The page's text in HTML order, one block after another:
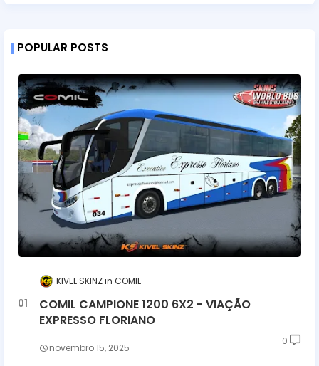
POPULAR POSTS
KIVEL SKINZ COMIL
COMIL CAMPIONE 1200 6X2 - VIAÇÃO
EXPRESSO FLORIANO
novembro 15, 2025
0